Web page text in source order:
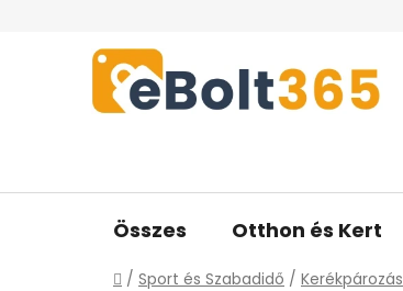
Összes Otthon és Kert
Kezdőlap
/ Sport és Szabadidő / Kerékpározás